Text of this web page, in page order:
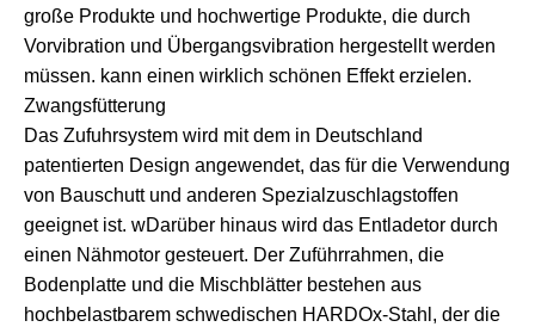
große Produkte und hochwertige Produkte, die durch
Vorvibration und Übergangsvibration hergestellt werden
müssen. kann einen wirklich schönen Effekt erzielen.
Zwangsfütterung
Das Zufuhrsystem wird mit dem in Deutschland
patentierten Design angewendet, das für die Verwendung
von Bauschutt und anderen Spezialzuschlagstoffen
geeignet ist. wDarüber hinaus wird das Entladetor durch
einen Nähmotor gesteuert. Der Zuführrahmen, die
Bodenplatte und die Mischblätter bestehen aus
hochbelastbarem schwedischen HARDOx-Stahl, der die